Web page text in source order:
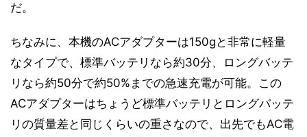
だ。
ちなみに、本機のACアダプターは150gと非常に軽量
なタイプで、標準バッテリなら約30分、ロングバッテ
リなら約50分で約50%までの急速充電が可能。この
ACアダプターはちょうど標準バッテリとロングバッテ
リの質量差と同じくらいの重さなので、出先でもAC電